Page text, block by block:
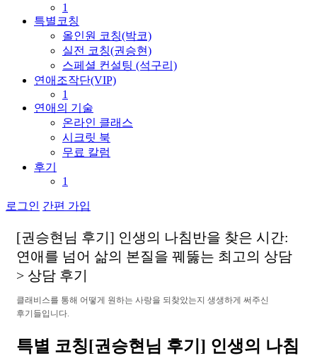
1
특별코칭
올인원 코칭(박코)
실전 코칭(권승현)
스페셜 컨설팅 (석구리)
연애조작단(VIP)
1
연애의 기술
온라인 클래스
시크릿 북
무료 칼럼
후기
1
로그인 간편 가입
[권 승현 님 후기 ] 인생의 나침 반을 찾은 시 간:
연애 를 넘어 삶의 본질을 꿰 뚫는 최 고의 상담
> 상담 후기
클래비 스를 통해 어 떻게 원하는 사랑을 되 찾았는지 생생하게 써 주신
후기 들입 니 다.
특별 코칭​[권승현님 후기] 인생의 나침